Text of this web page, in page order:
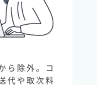
ら除外。コ
代や取次料